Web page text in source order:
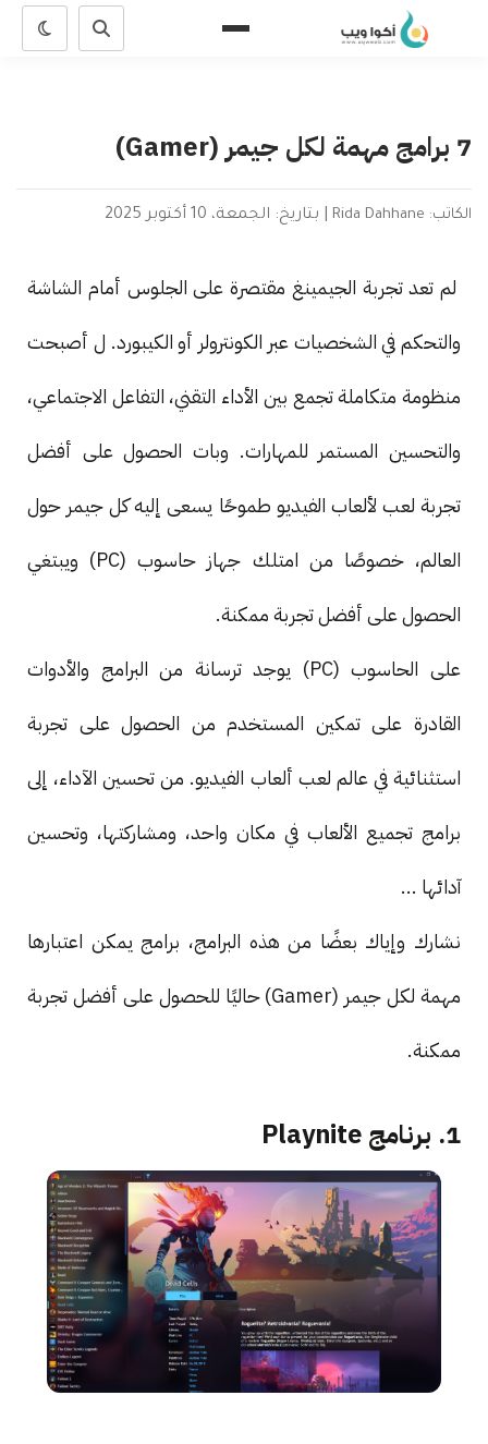
7 برامج مهمة لكل جيمر (Gamer)
الكاتب: Rida Dahhane بتاريخ: الجمعة، 10 أكتوبر 2025
لم تعد تجربة الجيمينغ مقتصرة على الجلوس أمام الشاشة
والتحكم في الشخصيات عبر الكونترولر أو الكيبورد. ل أصبحت
منظومة متكاملة تجمع بين الأداء التقني، التفاعل الاجتماعي،
والتحسين المستمر للمهارات. وبات الحصول على أفضل
تجربة لعب لألعاب الفيديو طموحًا يسعى إليه كل جيمر حول
العالم، خصوصًا من امتلك جهاز حاسوب (PC) ويبتغي
الحصول على أفضل تجربة ممكنة.
على الحاسوب (PC) يوجد ترسانة من البرامج والأدوات
القادرة على تمكين المستخدم من الحصول على تجربة
استثنائية في عالم لعب ألعاب الفيديو. من تحسين الآداء، إلى
برامج تجميع الألعاب في مكان واحد، ومشاركتها، وتحسين
آدائها ...
نشارك وإياك بعضًا من هذه البرامج، برامج يمكن اعتبارها
مهمة لكل جيمر (Gamer) حاليًا للحصول على أفضل تجربة
ممكنة.
1. برنامج Playnite